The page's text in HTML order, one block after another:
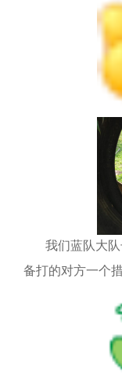
我们蓝队大
备打的对方一个